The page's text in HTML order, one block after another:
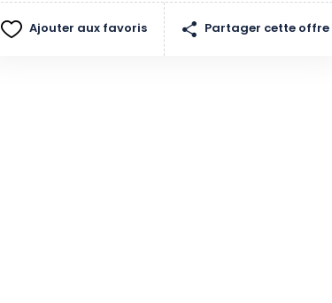
Ajouter aux favoris Partager cette offre